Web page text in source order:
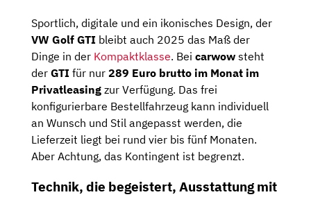
Sportlich, digitale und ein ikonisches Design, der
VW Golf GTI bleibt auch 2025 das Maß der
Dinge in der Kompaktklasse. Bei carwow steht
der GTI für nur 289 Euro brutto im Monat im
Privatleasing zur Verfügung. Das frei
konfigurierbare Bestellfahrzeug kann individuell
an Wunsch und Stil angepasst werden, die
Lieferzeit liegt bei rund vier bis fünf Monaten.
Aber Achtung, das Kontingent ist begrenzt.
Technik, die begeistert, Ausstattung mit